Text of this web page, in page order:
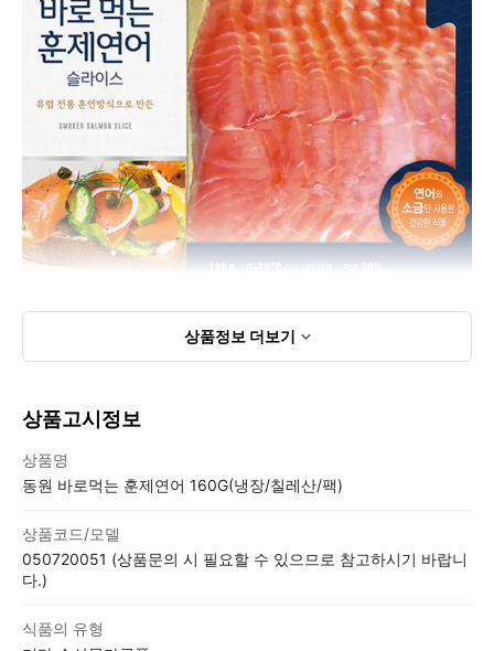
상품정보 더보기
상품고시정보
상품명
동원 바로먹는 훈제연어 160G(냉장/칠레산/팩)
상품코드/모델
050720051 (상품문의 시 필요할 수 있으므로 참고하시기 바랍니
다.)
식품의 유형